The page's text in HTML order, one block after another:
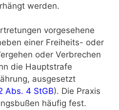
werden.
vorgesehene
einer Freiheits- oder
oder Verbrechen
die Hauptstrafe
ausgesetzt
Abs. 4 StGB). Die Praxis
häufig fest.